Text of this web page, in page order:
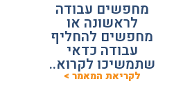
מחפשים עבודה
לראשונה או
מחפשים להחליף
עבודה כדאי
שתמשיכו לקרוא..
לקריאת המאמר >